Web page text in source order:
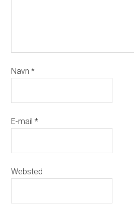
Navn*
E-mail*
Websted